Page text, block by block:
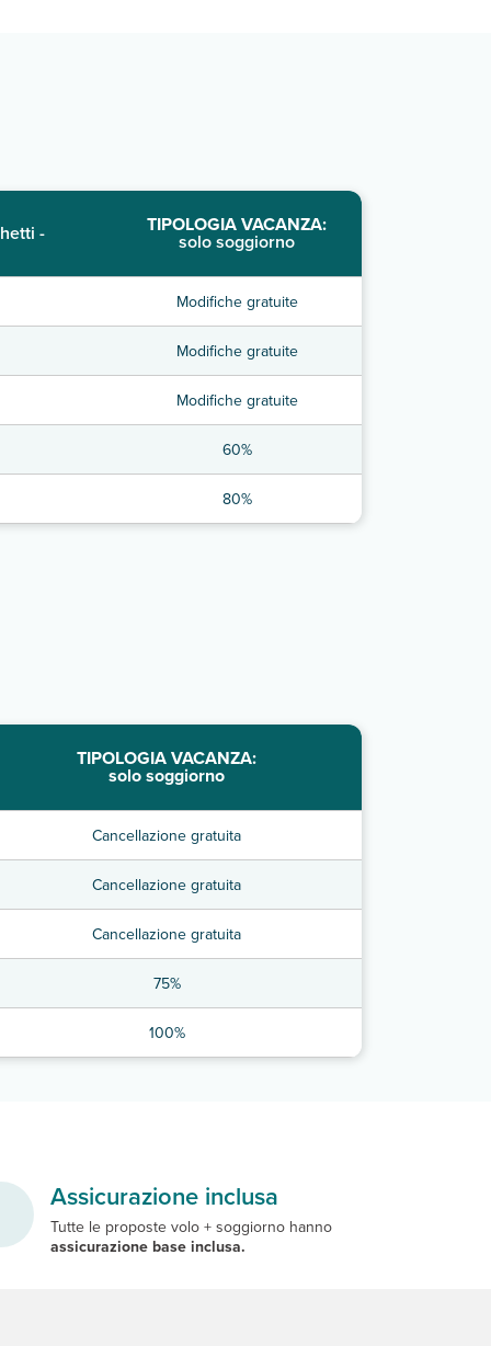
- TIPOLOGIA VACANZA:
solo soggiorno
Modifiche gratuite
Modifiche gratuite
Modifiche gratuite
60%
80%
TIPOLOGIA VACANZA:
solo soggiorno
Cancellazione gratuita
Cancellazione gratuita
Cancellazione gratuita
75%
100%
Assicurazione inclusa
Tutte le proposte volo + soggiorno hanno
assicurazione base inclusa.